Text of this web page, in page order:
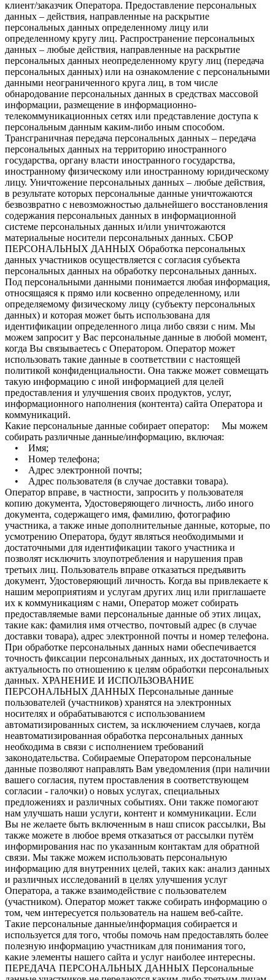
клиент/заказчик Оператора. Предоставление персональных
данных – действия, направленные на раскрытие
персональных данных определенному лицу или
определенному кругу лиц. Распространение персональных
данных – любые действия, направленные на раскрытие
персональных данных неопределенному кругу лиц (передача
персональных данных) или на ознакомление с персональными
данными неограниченного круга лиц, в том числе
обнародование персональных данных в средствах массовой
информации, размещение в информационно-
телекоммуникационных сетях или представление доступа к
персональным данным каким-либо иным способом.
Трансграничная передача персональных данных – передача
персональных данных на территорию иностранного
государства, органу власти иностранного государства,
иностранному физическому или иностранному юридическому
лицу. Уничтожение персональных данных – любые действия,
в результате которых персональные данные уничтожаются
безвозвратно с невозможностью дальнейшего восстановления
содержания персональных данных в информационной
системе персональных данных и/или уничтожаются
материальные носители персональных данных. СБОР
ПЕРСОНАЛЬНЫХ ДАННЫХ Обработка персональных
данных участников осуществляется с согласия субъекта
персональных данных на обработку персональных данных.
Под персональными данными понимается любая информация,
относящаяся к прямо или косвенно определенному, или
определяемому физическому лицу (субъекту персональных
данных) и которая может быть использована для
идентификации определенного лица либо связи с ним. Мы
можем запросит у Вас персональные данные в любой момент,
когда Вы связываетесь с Оператором. Оператор может
использовать такие данные в соответствии с настоящей
политикой конфиденциальности. Она также может совмещать
такую информацию с иной информацией для целей
предоставления и улучшения своих продуктов, услуг,
информационного наполнения (контента) сайта Оператора и
коммуникаций.
Какие персональные данные собирает оператор: Мы можем
собирать различные данные/информацию, включая:
• Имя;
• Номер телефона;
• Адрес электронной почты;
• Адрес пользователя (в случае доставки товара).
Оператор вправе, в частности, запросить у пользователя копию документа, Удостоверяющего личность, либо иного документа, содержащего имя, фамилию, фотографию участника, а также иные дополнительные данные, которые, по усмотрению Оператора, будут являться необходимыми и достаточными для идентификации такого участника и позволят исключить злоупотребления и нарушения прав третьих лиц. Пользователь вправе отказаться предъявить документ, Удостоверяющий личность. Когда вы привлекаете к нашим мероприятиям и услугам других лиц или приглашаете их к коммуникациям с нами, Оператор может собирать предоставляемые вами персональные данные об этих лицах, такие как: фамилия имя отчество, почтовый адрес (в случае доставки товара), адрес электронной почты и номер телефона. При обработке персональных данных нами обеспечивается точность фиксации персональных данных, их достаточность и актуальность по отношению к целям обработки персональных данных. ХРАНЕНИЕ И ИСПОЛЬЗОВАНИЕ ПЕРСОНАЛЬНЫХ ДАННЫХ Персональные данные пользователей (участников) хранятся на электронных носителях и обрабатываются с использованием автоматизированных систем, за исключением случаев, когда неавтоматизированная обработка персональных данных необходима в связи с исполнением требований законодательства. Собираемые Оператором персональные данные позволяют направлять Вам уведомления (при наличии вашего согласия, путем проставления в соответствующем согласии - галочки) о новых услугах, специальных предложениях и различных событиях. Они также помогают нам улучшать наши услуги, контент и коммуникации. Если Вы не желаете быть включенным в наш список рассылки, Вы также можете в любое время отказаться от рассылки путём информирования нас по указанным контактам для обратной связи. Мы также можем использовать персональную информацию для внутренних целей, таких как: анализ данных и различных исследований в целях улучшения услуг Оператора, а также взаимодействие с пользователем (участником). Оператор может также собирать информацию о том, чем интересуется пользователь на нашем веб-сайте. Такие персональные данные/информация собирается и используется для того, чтобы помочь нам предоставлять более полезную информацию участникам для понимания того, какие элементы нашего сайта и услуг наиболее интересны. ПЕРЕДАЧА ПЕРСОНАЛЬНЫХ ДАННЫХ Персональные данные участников не передаются каким-либо третьим лицам, за исключением случаев, прямо предусмотренных настоящим Положением и в обязательном Федеральным законом "О персональных данных" от 27.07.2006 г. № 152-ФЗ (в случаях, которые обязательны для Операторов). Обработка персональных данных участника осуществляется без ограничения срока, любым законным способом, в том числе в информационных системах персональных данных с использованием средств автоматизации или без использования таких средств. Персональные данные участника могут быть переданы по запросам уполномоченных органов государственной власти РФ только по основаниям и в порядке установленным законодательством РФ. Оператор осуществляет блокирование персональных данных, относящихся к соответствующему пользователю, с момента обращения или запроса участника, или его законного представителя либо уполномоченного органа по защите прав субъектов персональных данных на период проверки, в случае выявления недостоверных персональных данных или неправомерных действий. Раскрытие информации третьим лицам Для использования Ваших персональных данных для любой иной цели мы запросим Ваше согласие на обработку Ваших персональных данных. Оператору может быть необходимо в соответствии с законом, судебным порядком, в судебном разбирательстве и/или на основании публичных запросов или запросов от государственных органов на территории или вне территории страны Вашего пребывания - раскрыть Ваши персональные данные. Мы также можем раскрывать персональные данные/информацию о Вас, если мы определим, что такое раскрытие необходимо или уместно в целях национальной безопасности, поддержания правопорядка или иных общественно важных случаях. УНИЧТОЖЕНИЕ ПЕРСОНАЛЬНЫХ ДАННЫХ Персональные данные пользователя уничтожаются при отзыве субъектом персональных данных согласия на обработку персональных данных, истечении срока их хранения или при достижении цели их обработки. При уничтожении персональных данных, Оператор руководствуется приказом Роскомнадзора от 28.10.2022 г. № 179 «Об утверждении Требования к подтверждению уничтожения персональных данных») (зарегистрировано в Минюсте России 28.11.2022 г. №71167). В случае если обработка персональных данных осуществляется Оператором без использования средств автоматизации, документом, подтверждающим уничтожение персональных данных субъектов персональных данных, является акт об уничтожении персональных данных. В случае если обработка персональных данных осуществляется Оператором с использованием средств автоматизации, документами, подтверждающими уничтожение персональных данных субъектов персональных данных, являются акт об уничтожении персональных данных. В случае если обработка персональных данных осуществляется Оператором одновременно с использованием средств автоматизации и без использования средств автоматизации, документами, подтверждающими уничтожение персональных данных субъектов персональных данных, являются акт об уничтожении персональных данных. Акт об уничтожении персональных данных подлежит хранению в течение 3 лет с момента уничтожения персональных данных. ЗАЩИТА ПЕРСОНАЛЬНЫХ ДАННЫХ Оператор предпринимает меры предосторожности - включая правовые, организационные, административные, технические и физические - для обеспечения защиты Ваших персональных данных в соответствии со ст. 19 Федерального закона от 27.07.2006 г. № 152-ФЗ (О персональных данных) в целях обеспечения защиты персональных данных Пользователя от неправомерного или случайного доступа к ним, уничтожения, изменения, блокирования, копирования, распространения, а также от иных неправомерных действий третьих лиц. Целостность и сохранение персональной информации Взаимодействуя с Оператором, Вы можете легко поддерживать свои персональные данные и информацию в актуальном состоянии. Мы будем хранить Ваши персональные данные и информацию в течение 1 месяца, необходимого для выполнения целей, описываемых в настоящей политике конфиденциальности, за исключением случаев, когда более длительный период хранения данных и информации необходим в соответствии с законодательством либо разрешён им. Соблюдение Вашей конфиденциальности на уровне Оператора Для того чтобы убедиться, что Ваши персональные данные находятся в безопасности, мы доводим нормы соблюдения конфиденциальности и безопасности до работников Оператора и строго следим за исполнением мер соблюдения конфиденциальности внутри деятельности Оператора. В случае установления факта неправомерной или случайной передачи (предоставления, распространения, доступа) персональных данных, повлекшей нарушение прав субъектов персональных данных, Оператор обязан с момента выявления такого инцидента Оператором, уполномоченным органом по защите прав субъектов персональных данных или иным заинтересованным лицом уведомить уполномоченный орган по защите прав субъектов персональных данных: 1) в течение двадцати четырех часов о произошедшем инциденте, о предполагаемых причинах, повлекших нарушение прав субъектов персональных данных, и предполагаемом вреде, нанесенном правам субъектов персональных данных, о принятых мерах по устранению последствий соответствующего инцидента, а также предоставить сведения о лице, уполномоченном Оператором на взаимодействие с уполномоченным органом по защите прав субъектов персональных данных, по вопросам, связанным с выявленным инцидентом; 2) в течение семидесяти двух часов о результатах внутреннего расследования выявленного инцидента, а также предоставить сведения о лицах, действия которых стали причиной выявленного инцидента (при наличии). Трансграничная передача персональных данных Оператор до начала осуществления деятельности по трансграничной передаче персональных данных обязан уведомить уполномоченный орган по защите прав Пользователем о своем намерении осуществлять трансграничную передачу персональных данных (такое уведомление направляется отдельно от уведомления о намерении осуществлять обработку персональных данных). Оператор до подачи вышеуказанного уведомления, обязан получить от органов власти иностранного государства, иностранных физических лиц, иностранных юридических лиц, которым планируется трансграничная передача персональных данных, соответствующие сведения. ОБРАЩЕНИЯ ПОЛЬЗОВАТЕЛЕЙ В соответствии со статьей 14 Федерального закона от 27.07.2006 г. №152-ФЗ «О персональных данных» (далее - Закон о персональных данных), участник имеет право: 1) получить подтверждение факта обработки персональных данных Оператором; 2) получить информацию о правовых основаниях и целях обработки персональных данных; 3) получить информацию о целях и применяемых Оператором способов обработки персональных данных; 4) получить информацию о наименовании и месте нахождения Оператора, сведения о лицах (за исключением работников Оператора), которые имеют доступ к персональным данным или которым могут быть раскрыты персональные данные на основании договора с Оператором или на основании федерального закона; 5) получить сведения об обрабатываемых персональных данных, относящихся к соответствующему субъекту персональных данных, источнике их получения, если иной порядок представления таких данных не предусмотрен федеральным законом; 6) получить информацию о сроках обработки персональных данных, в том числе сроках их хранения; 7) ознакомиться с порядком осуществления участником прав, предусмотренных Законом о персональных данных; 8) информацию об осуществленной или о предполагаемой трансграничной передаче данных; 9) наименование или фамилию, имя, отчество и адрес лица, осуществляющего обработку персональных данных по поручению Оператора, если обработка поручена или будет поручена такому лицу; l0) информацию о способах исполнения Оператором обязанностей, устан